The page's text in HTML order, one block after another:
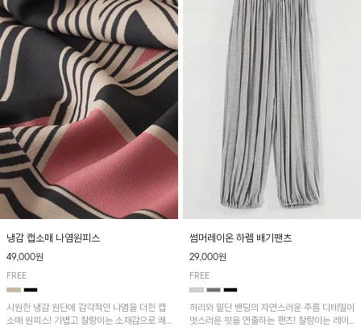
냉감 캡소매 나염원피스
49,000원
FREE
시원한 냉감 원단에 감각적인 나염을 더한 캡
소매 원피스! 가볍고 찰랑이는 소재감으로 쾌
썸머레이온 하렘 배기팬츠
29,000원
FREE
허리와 밑단 밴딩의 자연스러운 주름 디테일이
멋스러운 핏을 연출하는 팬츠! 찰랑이는 레이